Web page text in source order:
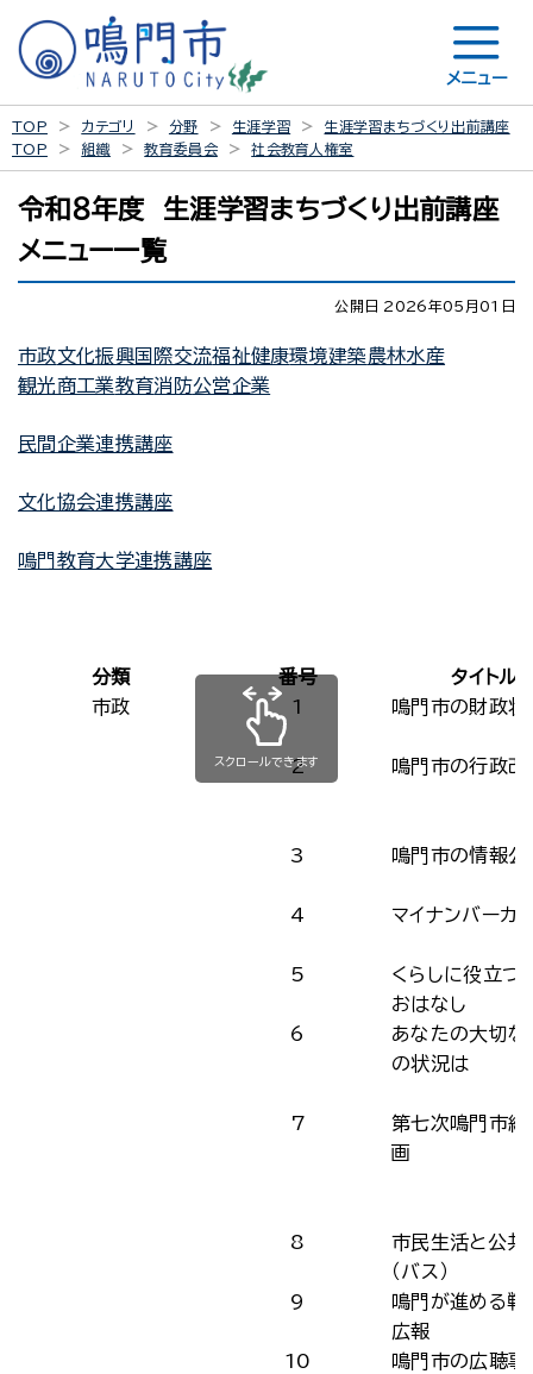
メニュー
TOP カテゴリ 分野 生涯学習
生涯学習まちづくり出前講座
TOP
組織 教育委員会 社会教育人権室
令和８年度 生涯学習まちづくり出前講座
メニュー一覧
公開日 2026年05月01日
市政文化振興国際交流福祉健康環境建築農林水産
観光商工業教育消防公営企業
民間企業連携講座
文化協会連携講座
鳴門教育大学連携講座
分類 番号
タイトル
市政
1 鳴門市の財政状
2 鳴門市の行政改
3 鳴門市の情報公
4 マイナンバーカ
5
くらしに役立つ
おはなし
6
あなたの大切な
の状況は
7
第七次鳴門市総
画
8
市民生活と公共
（バス）
9
鳴門が進める戦
広報
10
鳴門市の広聴事
スクロールできます